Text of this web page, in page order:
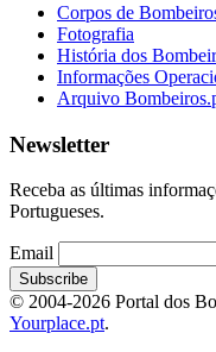
Corpos de
Fotografia
História dos
Informações
Arquivo
Newsletter
Receba as últimas
Portugueses.
Email
© 2004-2026 Portal dos
Yourplace.pt.